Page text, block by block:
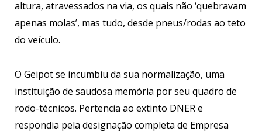
altura, atravessados na via, os quais não ‘quebravam
apenas molas’, mas tudo, desde pneus/rodas ao teto
do veículo.
O Geipot se incumbiu da sua normalização, uma
instituição de saudosa memória por seu quadro de
rodo-técnicos. Pertencia ao extinto DNER e
respondia pela designação completa de Empresa